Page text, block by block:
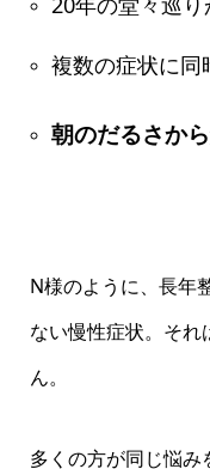
複数の症状に同
朝のだるさか
N様のように、長年
ない慢性症状。そ
ん。
多くの方が同じ悩